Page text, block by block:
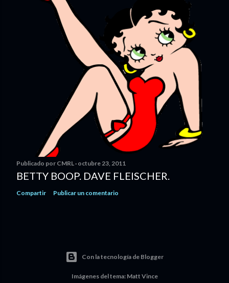
Publicado por CMRL octubre 23, 2011
BETTY BOOP. DAVE FLEISCHER.
Compartir Publicar un comentario
Con la tecnología de Blogger
Imágenes del tema: Matt Vince